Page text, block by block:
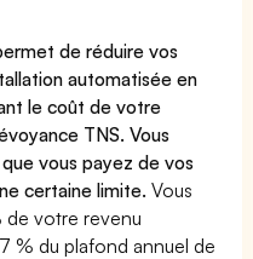
de réduire vos
automatisée en
le coût de votre
TNS. Vous
vous payez de vos
certaine limite.Vous
de votre revenu
% du plafond annuel de